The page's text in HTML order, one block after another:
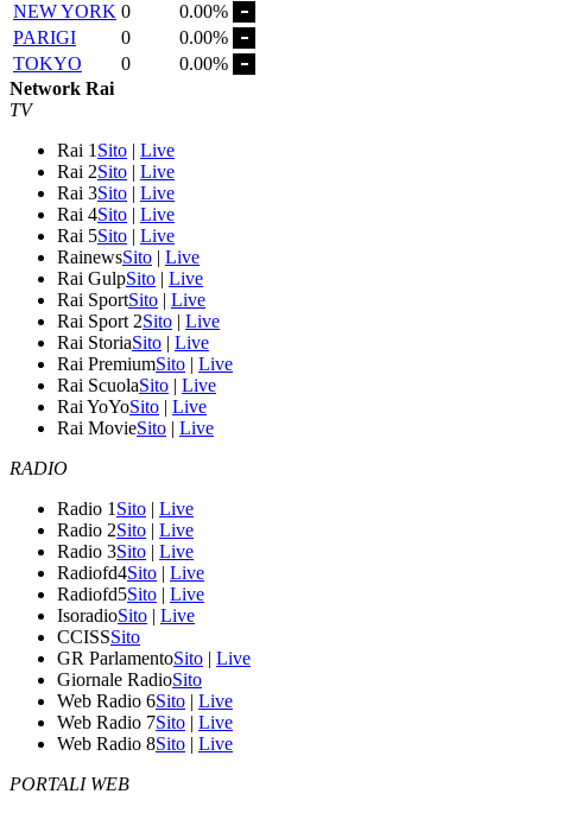
NEW YORK 0
0.00%
PARIGI
0
0.00%
TOKYO
0
0.00%
Network Rai
TV
Rai 1 Sito | Live
Rai 2Sito | Live
Rai 3Sito | Live
Rai 4Sito | Live
Rai 5Sito | Live
RainewsSito | Live
Rai GulpSito | Live
Rai SportSito | Live
Rai Sport 2Sito | Live
Rai StoriaSito | Live
Rai PremiumSito | Live
Rai ScuolaSito | Live
Rai YoYoSito | Live
Rai MovieSito | Live
RADIO
Radio 1 Sito | Live
Radio 2Sito | Live
Radio 3Sito | Live
Radiofd4Sito | Live
Radiofd5Sito | Live
IsoradioSito | Live
CCISSSito
GR ParlamentoSito | Live
Giornale RadioSito
Web Radio 6Sito | Live
Web Radio 7Sito | Live
Web Radio 8Sito | Live
PORTALI WEB